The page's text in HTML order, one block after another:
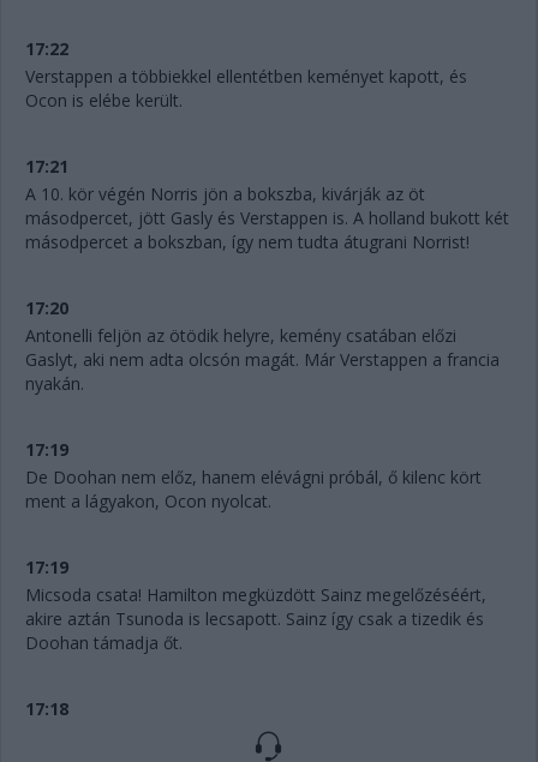
17:22
Verstappen a többiekkel ellentétben keményet kapott, és
Ocon is elébe került.
17:21
A 10. kör végén Norris jön a bokszba, kivárják az öt
másodpercet, jött Gasly és Verstappen is. A holland bukott két
másodpercet a bokszban, így nem tudta átugrani Norrist!
17:20
Antonelli feljön az ötödik helyre, kemény csatában előzi
Gaslyt, aki nem adta olcsón magát. Már Verstappen a francia
nyakán.
17:19
De Doohan nem előz, hanem elévágni próbál, ő kilenc kört
ment a lágyakon, Ocon nyolcat.
17:19
Micsoda csata! Hamilton megküzdött Sainz megelőzéséért,
akire aztán Tsunoda is lecsapott. Sainz így csak a tizedik és
Doohan támadja őt.
17:18